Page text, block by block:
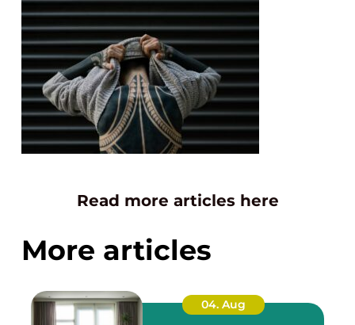
Read more articles here
More articles
04. Aug